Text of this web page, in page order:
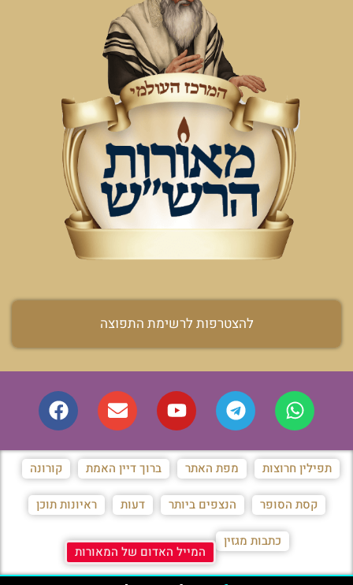
להצטרפות לרשימת התפוצה
תפילין חרוצות מפת האתר ברוך דיין האמת קורונה
קסת הסופר הנצפים ביותר דעות ראיונות תוכן
כתבות מגזין
המייל האדום של המאורות